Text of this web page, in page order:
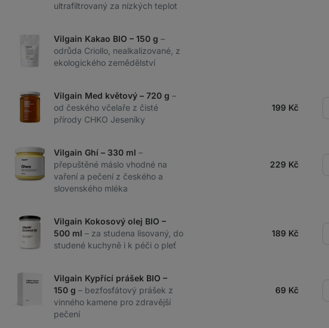
ultrafiltrovaný za nízkých teplot
Vilgain Kakao BIO – 150 g –
odrůda Criollo, nealkalizované, z
ekologického zemědělství
Vilgain Med květový – 720 g –
od českého včelaře z čisté
přírody CHKO Jeseníky
199 Kč
Vilgain Ghí – 330 ml –
přepuštěné máslo vhodné na
vaření a pečení z českého a
slovenského mléka
229 Kč
Vilgain Kokosový olej BIO –
500 ml – za studena lisovaný, do
studené kuchyně i k péči o pleť
189 Kč
Vilgain Kypřící prášek BIO –
150 g – bezfosfátový prášek z
vinného kamene pro zdravější
pečení
69 Kč